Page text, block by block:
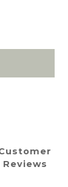
Reviews